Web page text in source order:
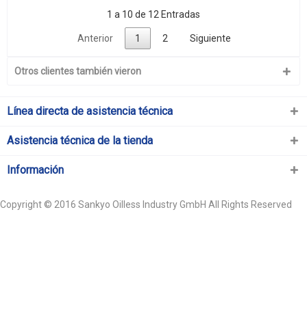
1 a 10 de 12 Entradas
Anterior 1 2 Siguiente
Otros clientes también vieron
Línea directa de asistencia técnica
Asistencia técnica de la tienda
Información
Copyright © 2016 Sankyo Oilless Industry GmbH All Rights Reserved